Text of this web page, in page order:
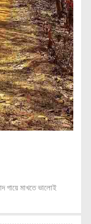
গায়ে মাখতে ভালোই